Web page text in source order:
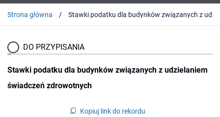
Strona główna
DO PRZYPISANIA
Stawki podatku dla budynków związanych z udzielaniem
świadczeń zdrowotnych
Kopiuj link do rekordu